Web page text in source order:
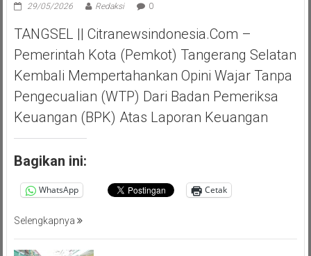
29/05/2026 Redaksi 0
TANGSEL || Citranewsindonesia.com –
Pemerintah Kota (Pemkot) Tangerang Selatan
Kembali Mempertahankan Opini Wajar Tanpa
Pengecualian (WTP) Dari Badan Pemeriksa
Keuangan (BPK) Atas Laporan Keuangan
Bagikan ini:
WhatsApp Cetak
Selengkapnya